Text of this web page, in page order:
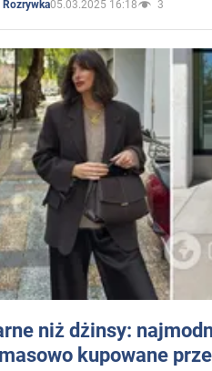
Rozrywka05.03.2025 16:18 3
niż dżinsy:
kupowane